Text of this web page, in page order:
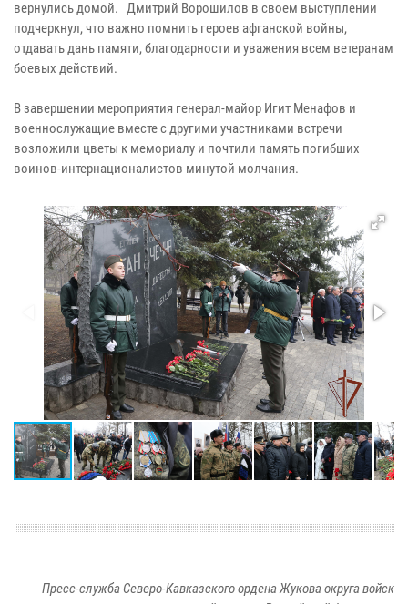
вернулись домой. Дмитрий Ворошилов в своем выступлении
подчеркнул, что важно помнить героев афганской войны,
отдавать дань памяти, благодарности и уважения всем ветеранам
боевых действий.
В завершении мероприятия генерал-майор Игит Менафов и
военнослужащие вместе с другими участниками встречи
возложили цветы к мемориалу и почтили память погибших
воинов-интернационалистов минутой молчания.
Пресс-служба Северо-Кавказского ордена Жукова округа войск